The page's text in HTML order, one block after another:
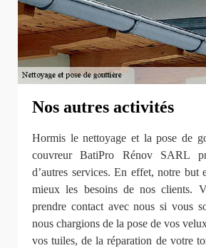
Nos autres activités
Hormis le nettoyage et la pose de
couvreur BatiPro Rénov SARL
d’autres services. En effet, notre but
mieux les besoins de nos clients.
prendre contact avec nous si vous
nous chargions de la pose de vos
vos tuiles, de la réparation de votre